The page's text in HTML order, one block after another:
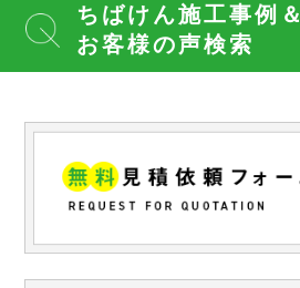
ちばけん施工事例＆
お客様の声検索